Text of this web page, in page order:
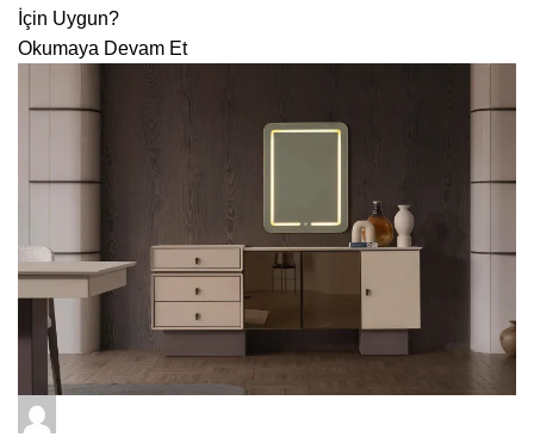
İçin Uygun?
Okumaya Devam Et